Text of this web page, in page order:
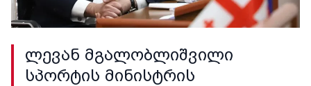
ლევან მგალობლიშვილი
სპორტის მინისტრის